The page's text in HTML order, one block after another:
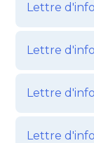
Lettre
Lettre
Lettre
Lettre